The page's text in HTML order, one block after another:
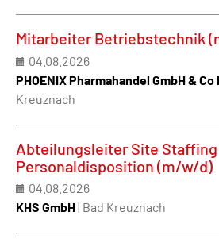
Mitarbeiter Betriebstechnik
04.08.2026
PHOENIX Pharmahandel GmbH & Co
Kreuznach
Abteilungsleiter Site
Personaldisposition (m/w/d)
04.08.2026
KHS GmbH| Bad Kreuznach